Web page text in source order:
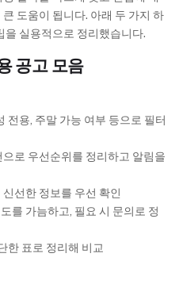
도움이 됩니다. 아래 두 가지 하
을 실용적으로 정리했습니다.
공고 모음
전용, 주말 가능 여부 등으로 필터
로 우선순위를 정리하고 알림을
선한 정보를 우선 확인
를 가늠하고, 필요 시 문의로 정
한 표로 정리해 비교